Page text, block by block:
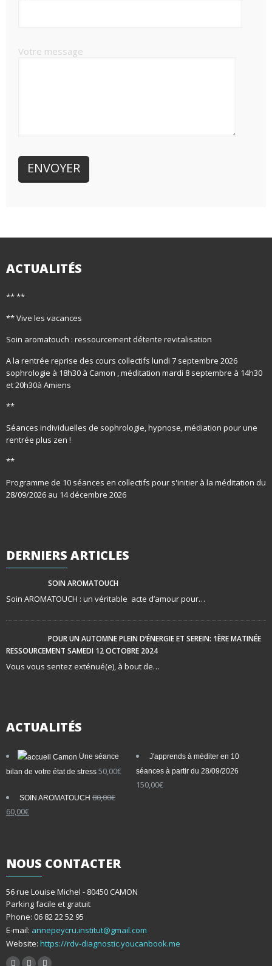
Votre message
ACTUALITÉS
** **
** Vive les vacances
Soin aromatouch : ressourcement détente revitalisation
A la rentrée reprise des cours collectifs lundi 7 septembre 2026
sophrologie à 18h30 à Camon , méditation mardi 8 septembre à 14h30
et 20h30à Amiens
**
Séances individuelles de sophrologie, hypnose, médiation pour une
rentrée plus zen !
**
Programme de 10 séances en collectifs pour s'initier à la méditation du
28/09/2026 au 14 décembre 2026
DERNIERS ARTICLES
SOIN AROMATOUCH
Soin AROMATOUCH : un véritable acte d’amour pour…
POUR UN AUTOMNE PLEIN D’ÉNERGIE ET SEREIN: 1ÈRE MATINÉE
RESSOURCEMENT SAMEDI 12 OCTOBRE 2024
Vous vous sentez exténué(e), à bout de…
ACTUALITÉS
Une séance
bilan de votre état de stress 50,00€
J'apprends à méditer en 10
séances à partir du 28/09/2026
150,00€
SOIN AROMATOUCH 80,00€
Le
80,00€.
60,00€Le
60,00€.
NOUS CONTACTER
56 rue Louise Michel - 80450 CAMON
Parking facile et gratuit
Phone: 06 82 22 52 95
E-mail: annepeycru.institut@gmail.com
Website: https://rdv-diagnostic.youcanbook.me